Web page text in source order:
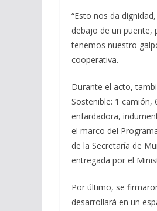
“Esto nos da
debajo de un puente,
tenemos nuestro
cooperativa.
Durante el acto,
Sostenible: 1 camión,
enfardadora,
el marco del
de la Secretaría de
entregada por el
Por último, se
desarrollará en un